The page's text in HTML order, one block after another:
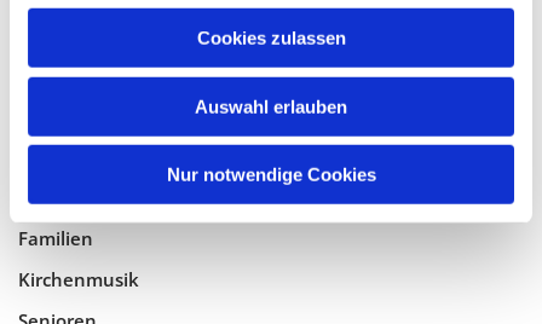
Cookies zulassen
Auswahl erlauben
Nur notwendige Cookies
Bistumswallfahrt
Taufe, Kommunion & Trauung
Pfarreileben
Jugend
Familien
Kirchenmusik